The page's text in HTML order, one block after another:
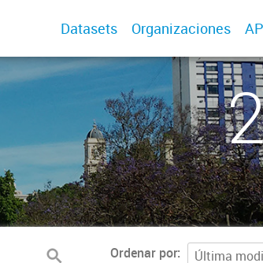
Datasets Organizaciones
Ordenar por